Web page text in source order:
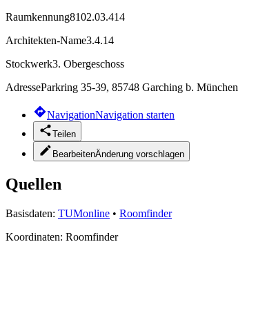
Raumkennung8102.03.414
Architekten-Name3.4.14
Stockwerk3. Obergeschoss
AdresseParkring 35-39, 85748 Garching b. München
NavigationNavigation starten
Teilen
BearbeitenÄnderung vorschlagen
Quellen
Basisdaten: TUMonline • Roomfinder
Koordinaten: Roomfinder